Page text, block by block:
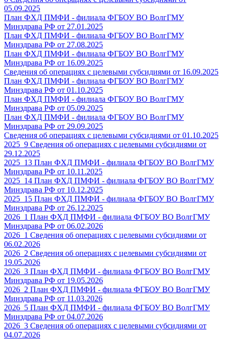
05.09.2025
План ФХД ПМФИ - филиала ФГБОУ ВО ВолгГМУ
Минздрава РФ от 27.01.2025
План ФХД ПМФИ - филиала ФГБОУ ВО ВолгГМУ
Минздрава РФ от 27.08.2025
План ФХД ПМФИ - филиала ФГБОУ ВО ВолгГМУ
Минздрава РФ от 16.09.2025
Сведения об операциях с целевыми субсидиями от 16.09.2025
План ФХД ПМФИ - филиала ФГБОУ ВО ВолгГМУ
Минздрава РФ от 01.10.2025
План ФХД ПМФИ - филиала ФГБОУ ВО ВолгГМУ
Минздрава РФ от 05.09.2025
План ФХД ПМФИ - филиала ФГБОУ ВО ВолгГМУ
Минздрава РФ от 29.09.2025
Сведения об операциях с целевыми субсидиями от 01.10.2025
2025_9 Сведения об операциях с целевыми субсидиями от
29.12.2025
2025_13 План ФХД ПМФИ - филиала ФГБОУ ВО ВолгГМУ
Минздрава РФ от 10.11.2025
2025_14 План ФХД ПМФИ - филиала ФГБОУ ВО ВолгГМУ
Минздрава РФ от 10.12.2025
2025_15 План ФХД ПМФИ - филиала ФГБОУ ВО ВолгГМУ
Минздрава РФ от 26.12.2025
2026_1 План ФХД ПМФИ - филиала ФГБОУ ВО ВолгГМУ
Минздрава РФ от 06.02.2026
2026_1 Сведения об операциях с целевыми субсидиями от
06.02.2026
2026_2 Сведения об операциях с целевыми субсидиями от
19.05.2026
2026_3 План ФХД ПМФИ - филиала ФГБОУ ВО ВолгГМУ
Минздрава РФ от 19.05.2026
2026_2 План ФХД ПМФИ - филиала ФГБОУ ВО ВолгГМУ
Минздрава РФ от 11.03.2026
2026_5 План ФХД ПМФИ - филиала ФГБОУ ВО ВолгГМУ
Минздрава РФ от 04.07.2026
2026_3 Сведения об операциях с целевыми субсидиями от
04.07.2026